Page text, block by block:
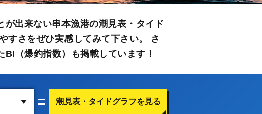
出来ない串本漁港の潮見表・タイド
すさをぜひ実感してみて下さい。 さ
（爆釣指数）も掲載しています！
潮見表・タイドグラフを見る